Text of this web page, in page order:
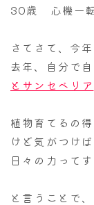
30歳 心機一
さてさて、今
去年、自分で
とサンセベリア
植物育てるの
けど気がつけ
日々の力って
と言うことで